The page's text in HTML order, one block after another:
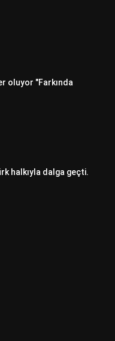
oluyor "Farkında
halkıyla dalga geçti.